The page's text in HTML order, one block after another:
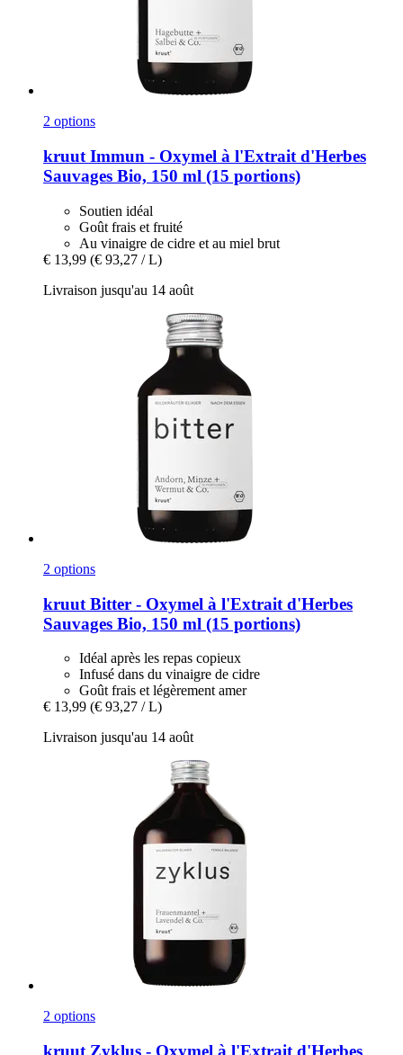
2 options
kruut Immun -​ Oxymel à l'Extrait d'Herbes
Sauvages Bio, 150 ml (15 portions)
Soutien idéal
Goût frais et fruité
Au vinaigre de cidre et au miel brut
€ 13,99 (€ 93,27 / L)
Livraison jusqu'au 14 août
2 options
kruut Bitter -​ Oxymel à l'Extrait d'Herbes
Sauvages Bio, 150 ml (15 portions)
Idéal après les repas copieux
Infusé dans du vinaigre de cidre
Goût frais et légèrement amer
€ 13,99 (€ 93,27 / L)
Livraison jusqu'au 14 août
2 options
kruut Zyklus -​ Oxymel à l'Extrait d'Herbes